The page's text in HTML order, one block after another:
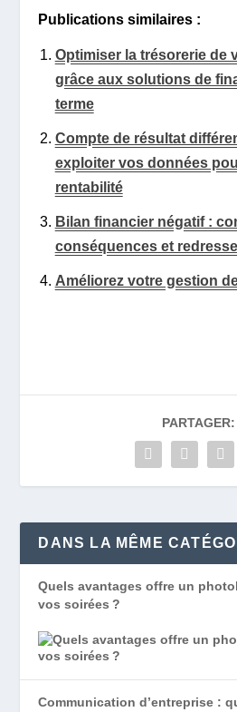
Publications similaires :
Optimiser la trésorerie de
grâce aux solutions de
terme
Compte de résultat
exploiter vos données
rentabilité
Bilan financier négatif :
conséquences et
Améliorez votre gestion
PARTAGER:
DANS LA MÊME
Quels avantages offre un
vos soirées ?
Communication d’entreprise :